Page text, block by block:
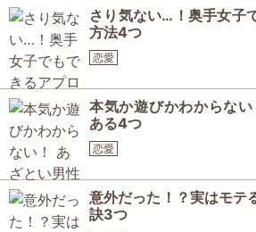
さり気ない…！奥手女子
方法4つ
恋愛
本気か遊びかわからな
ある4つ
恋愛
意外だった！？実はモテ
訣3つ